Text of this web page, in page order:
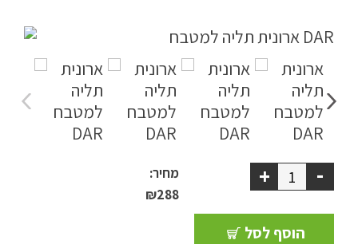
ריהוט גן
מערכות ישיבה וריהוט
כריות נוי
ריהוט למרפסת
ריהוט לבית
-
+
מחיר:
₪288
הוסף לסל